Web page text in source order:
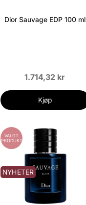
Dior Sauvage EDP 100 ml
1.714,32 kr
Kjøp
VALGT
PRODUKT
NYHETER